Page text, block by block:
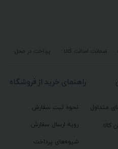
پرداخت در محل ضمانت اصالت کالا
راهنمای خرید از فروشگاه
نحوه ثبت سفارش
رویه ارسال سفارش
شیوه‌های پرداخت
متداول
کالا